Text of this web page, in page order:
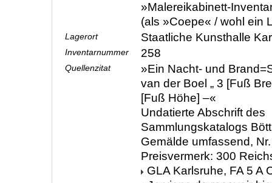
»Malereikabinett-
(als »Coepe« / wohl ein
Lagerort Staatliche Kunsthalle
Inventarnummer 258
Quellenzitat
»Ein Nacht- und
van der Boel „ 3 [Fuß
[Fuß Höhe] –«
Undatierte Abschrift des
Sammlungskatalogs
Gemälde umfassend,
Preisvermerk: 300
GLA Karlsruhe, FA 5 A